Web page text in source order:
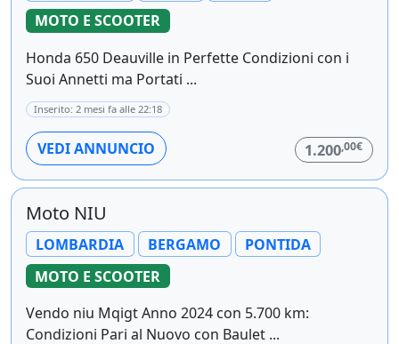
MOTO E SCOOTER
Honda 650 Deauville in Perfette Condizioni con i
Suoi Annetti ma Portati ...
Inserito: 2 mesi fa alle 22:18
VEDI ANNUNCIO 1.200,00€
Moto NIU
LOMBARDIA BERGAMO
PONTIDA
MOTO E SCOOTER
Vendo niu Mqigt Anno 2024 con 5.700 km:
Condizioni Pari al Nuovo con Baulet ...